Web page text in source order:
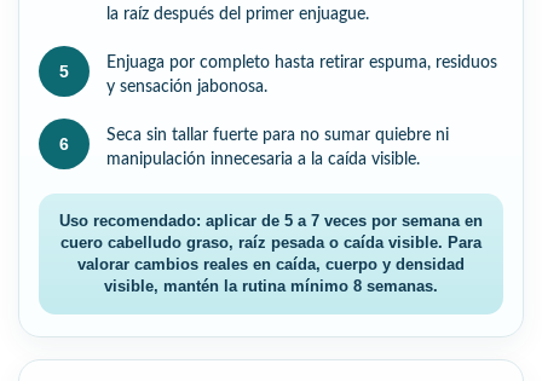
la raíz después del primer enjuague.
5
Enjuaga por completo hasta retirar espuma, residuos
y sensación jabonosa.
6
Seca sin tallar fuerte para no sumar quiebre ni
manipulación innecesaria a la caída visible.
Uso recomendado: aplicar de 5 a 7 veces por semana en
cuero cabelludo graso, raíz pesada o caída visible. Para
valorar cambios reales en caída, cuerpo y densidad
visible, mantén la rutina mínimo 8 semanas.